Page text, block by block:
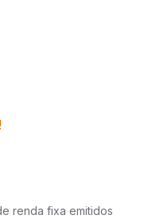
renda fixa emitidos